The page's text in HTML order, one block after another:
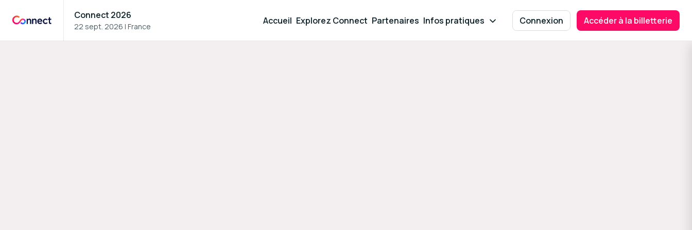
Connect 2026
22 sept. 2026 | France
Accueil Explorez Connect Partenaires Infos pratiques Connexion Accéder à la billetterie